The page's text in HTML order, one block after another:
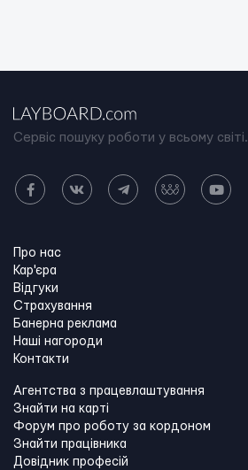
Сервіс пошуку роботи у всьому світі.
Про нас
Кар'єра
Відгуки
Страхування
Банерна реклама
Наші нагороди
Контакти
Агентства з працевлаштування
Знайти на карті
Форум про роботу за кордоном
Знайти працівника
Довідник професій